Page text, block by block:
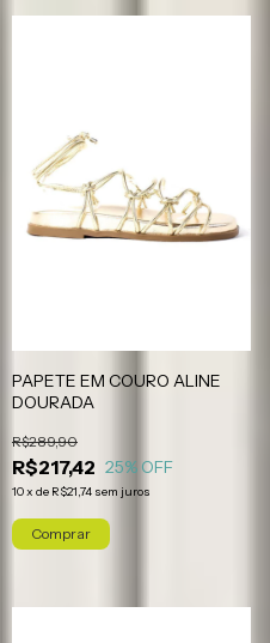
PAPETE EM COURO ALINE
DOURADA
R$217,42
R$289,90
25% OFF
10x de R$21,74 sem juros
Comprar